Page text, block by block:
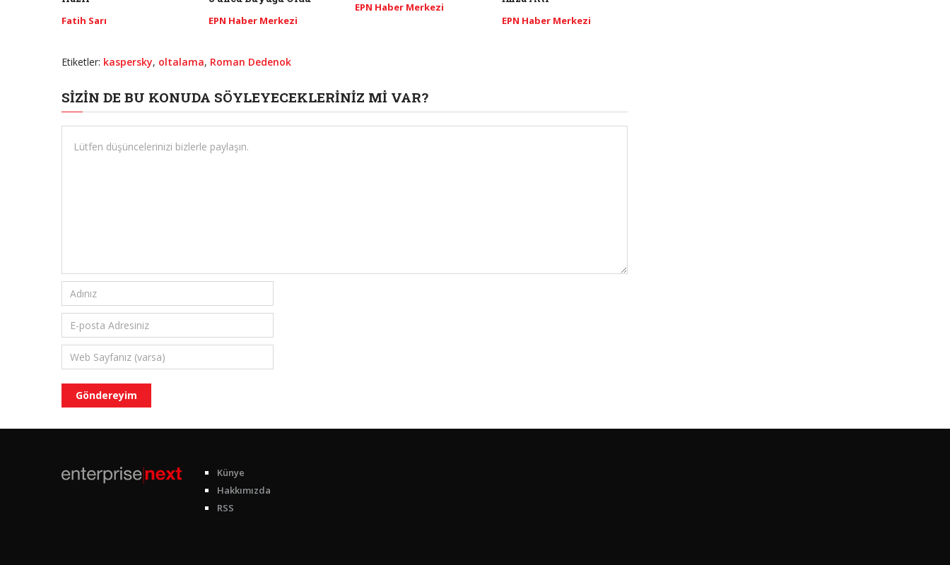
Fatih Sarı EPN Haber Merkezi
EPN Haber Merkezi
EPN Haber Merkezi
Etiketler: kaspersky, oltalama, Roman Dedenok
SIZIN DE BU KONUDA SÖYLEYECEKLERINIZ MI VAR?
Künye
Hakkımızda
RSS